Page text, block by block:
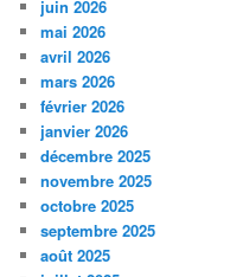
juin 2026
mai 2026
avril 2026
mars 2026
février 2026
janvier 2026
décembre 2025
novembre 2025
octobre 2025
septembre 2025
août 2025